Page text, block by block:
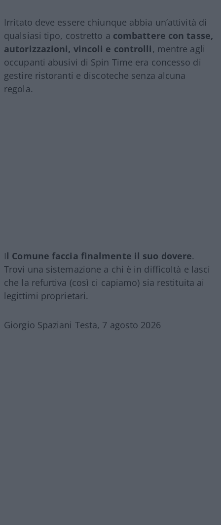
Irritato deve essere chiunque abbia un’attività di
qualsiasi tipo, costretto a combattere con tasse,
autorizzazioni, vincoli e controlli, mentre agli
occupanti abusivi di Spin Time era concesso di
gestire ristoranti e discoteche senza alcuna
regola.
Il Comune faccia finalmente il suo dovere.
Trovi una sistemazione a chi è in difficoltà e lasci
che la refurtiva (così ci capiamo) sia restituita ai
legittimi proprietari.
Giorgio Spaziani Testa, 7 agosto 2026